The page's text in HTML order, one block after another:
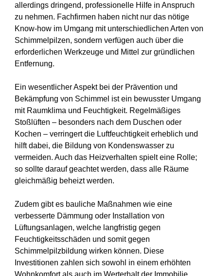
allerdings dringend, professionelle Hilfe in Anspruch
zu nehmen. Fachfirmen haben nicht nur das nötige
Know-how im Umgang mit unterschiedlichen Arten von
Schimmelpilzen, sondern verfügen auch über die
erforderlichen Werkzeuge und Mittel zur gründlichen
Entfernung.
Ein wesentlicher Aspekt bei der Prävention und
Bekämpfung von Schimmel ist ein bewusster Umgang
mit Raumklima und Feuchtigkeit. Regelmäßiges
Stoßlüften – besonders nach dem Duschen oder
Kochen – verringert die Luftfeuchtigkeit erheblich und
hilft dabei, die Bildung von Kondenswasser zu
vermeiden. Auch das Heizverhalten spielt eine Rolle;
so sollte darauf geachtet werden, dass alle Räume
gleichmäßig beheizt werden.
Zudem gibt es bauliche Maßnahmen wie eine
verbesserte Dämmung oder Installation von
Lüftungsanlagen, welche langfristig gegen
Feuchtigkeitsschäden und somit gegen
Schimmelpilzbildung wirken können. Diese
Investitionen zahlen sich sowohl in einem erhöhten
Wohnkomfort als auch im Werterhalt der Immobilie